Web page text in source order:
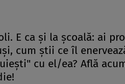
E ca şi la şcoală: ai
cum ştii ce îl
cu el/ea? Află